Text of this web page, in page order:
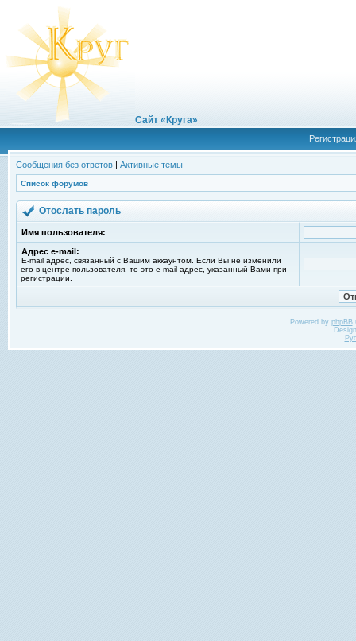
Сайт «Круга»
Сообщения без ответов | Активные темы
Список форумов
Отослать пароль
Имя пользователя:
Адрес e-mail:
E-mail адрес, связанный с Вашим аккаунтом. Если Вы не изменили
его в центре пользователя, то это e-mail адрес, указанный Вами при
регистрации.
Powered by phpBB